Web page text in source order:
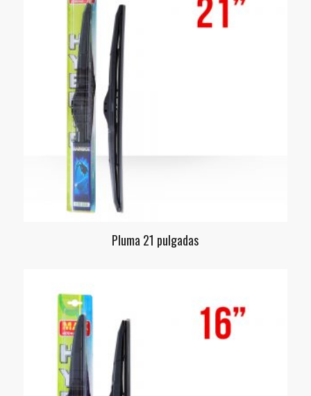
Pluma 21 pulgadas